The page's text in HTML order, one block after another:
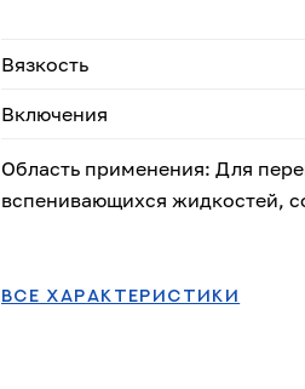
Вязкость
Включения
Область применения: Для
вспенивающихся жидкостей,
ВСЕ ХАРАКТЕРИСТИКИ